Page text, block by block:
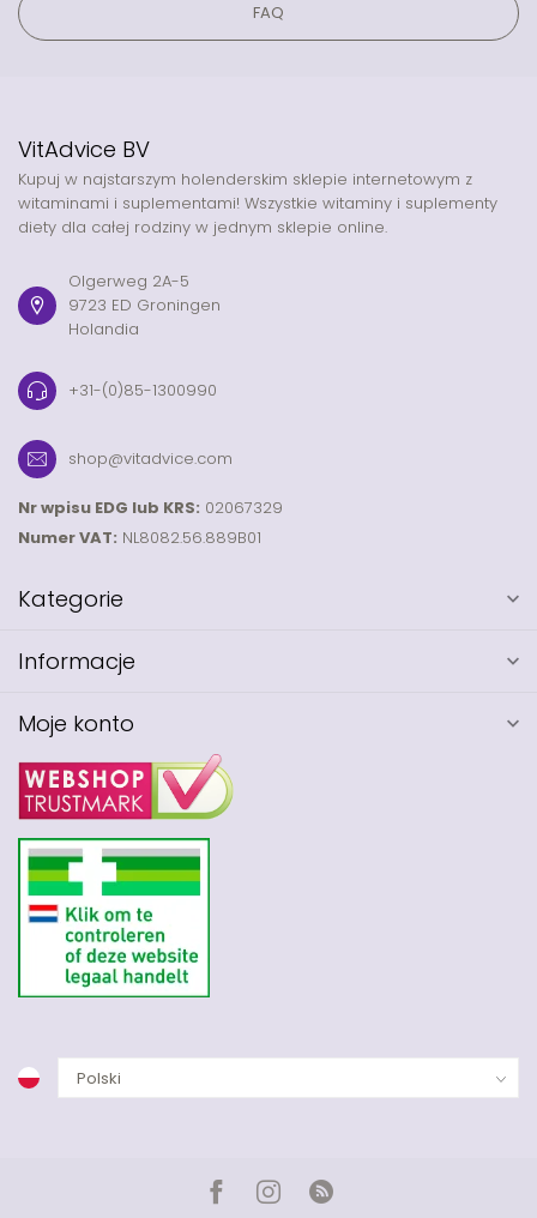
FAQ
VitAdvice BV
Kupuj w najstarszym holenderskim sklepie internetowym z
witaminami i suplementami! Wszystkie witaminy i suplementy
diety dla całej rodziny w jednym sklepie online.
Olgerweg 2A-5
9723 ED Groningen
Holandia
+31-(0)85-1300990
shop@vitadvice.com
Nr wpisu EDG lub KRS: 02067329
Numer VAT: NL8082.56.889B01
Kategorie
Informacje
Moje konto